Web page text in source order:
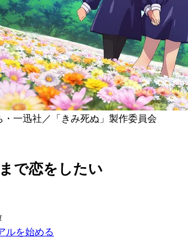
一迅社／「きみ死ぬ」製作委員会
で恋をしたい
ルを始める